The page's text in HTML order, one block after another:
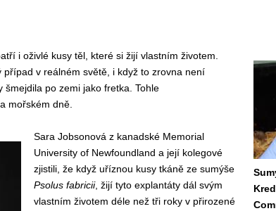
i oživlé kusy těl, které si žijí vlastním životem.
v reálném světě, i když to zrovna není
po zemi jako fretka. Tohle
mořském dně.
Sara Jobsonová z kanadské Memorial
University of Newfoundland a její kolegové
zjistili, že když uříznou kusy tkáně ze sumýše
Psolus fabricii, žijí tyto explantáty dál svým
vlastním životem déle než tři roky v přirozené